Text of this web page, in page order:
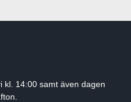
kl. 14:00 samt även dagen